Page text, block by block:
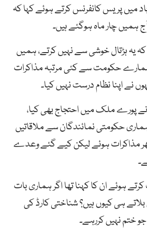
میں پریس کانفرنس کرتے ہوئے کہا کہ
ہمیں چار ماہ ہوگئے ہیں۔
کہ یہ ہڑتال خوشی سے نہیں کرتے، ہمیں
ہمارے حکومت سے کئی مرتبہ مذاکرات
نے اپنا نظام درست نہیں کیا۔
نے پورے ملک میں احتجاج بھی کیا،
حکومتی نمائندگان سے ملاقاتیں
مذاکرات ہوئے لیکن کیے گئے وعدے
ہوئے ان کا کہنا تھا اگر ہماری بات
ہی کیوں ہیں؟ شناختی کارڈ کی
ختم نہیں کررہے۔